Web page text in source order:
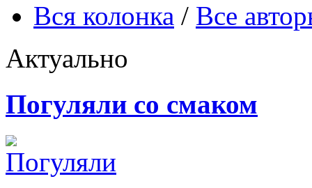
Вся колонка / Все
Актуально
Погуляли со смаком